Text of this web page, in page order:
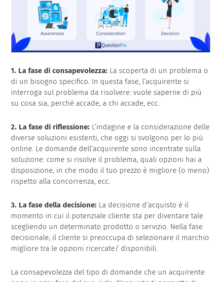
1. La fase di consapevolezza: La scoperta di un problema o
di un bisogno specifico. In questa fase, l’acquirente si
interroga sul problema da risolvere: vuole saperne di più
su cosa sia, perché accade, a chi accade, ecc.
2. La fase di riflessione: L’indagine e la considerazione delle
diverse soluzioni esistenti, che oggi si svolgono per lo più
online. Le domande dell’acquirente sono incentrate sulla
soluzione: come si risolve il problema, quali opzioni hai a
disposizione, in che modo il tuo prezzo è migliore (o meno)
rispetto alla concorrenza, ecc.
3. La fase della decisione: La decisione d’acquisto è il
momento in cui il potenziale cliente sta per diventare tale
scegliendo un determinato prodotto o servizio. Nella fase
decisionale, il cliente si preoccupa di selezionare il marchio
migliore tra le opzioni ricercate/ disponibili.
La consapevolezza del tipo di domande che un acquirente